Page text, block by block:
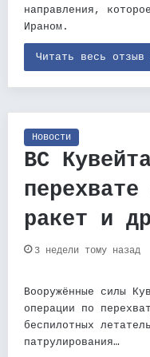
направления,
Ираном.
Читать весь отзыв
Новости
ВС
перехвате
ракет и
3 недели тому назад
Вооружённые силы
операции по
беспилотных
патрулирования…